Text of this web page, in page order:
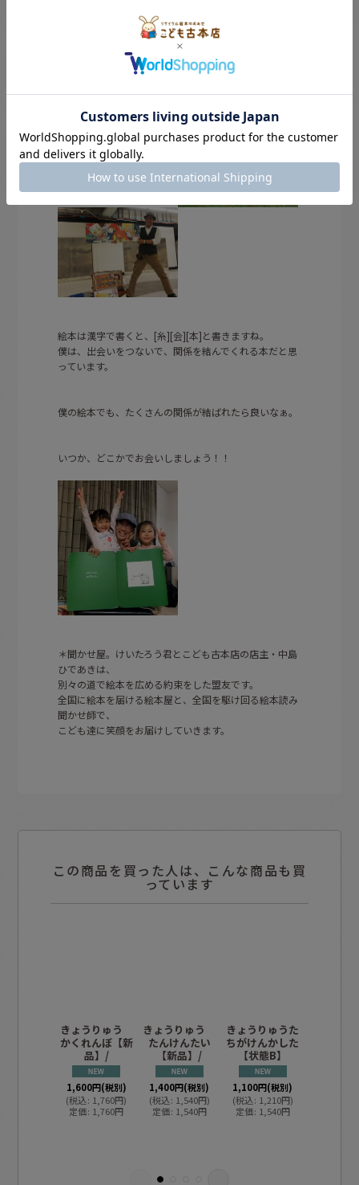
その夜、読んだ【かわいそうなぞう】by金の星社。
リクエストしてくれたのは、二人組の女子高生でした。
読み終えたあの時の二人の涙、それが僕のスタートでし
絵本は漢字で書くと、[糸][会][本]と書きますね。
僕は、出会いをつないで、関係を結んでくれる本だと思
っています。
僕の絵本でも、たくさんの関係が結ばれたら良いなぁ。
いつか、どこかでお会いしましょう！！
＊聞かせ屋。けいたろう君とこども古本店の店主・中島
ひであきは、
別々の道で絵本を広める約束をした盟友です。
全国に絵本を届ける絵本屋と、全国を駆け回る絵本読み
聞かせ師で、
こども達に笑顔をお届けしていきます。
この商品を買った人は、こんな商品も買
っています
きょうりゅう
かくれんぼ【新
品】/
1,600円(税別)
(税込: 1,760円)
定価: 1,760円
きょうりゅう
たんけんたい
【新品】/
1,400円(税別)
(税込: 1,540円)
定価: 1,540円
きょうりゅうた
ちがけんかした
【状態B】
1,100円(税別)
(税込: 1,210円)
定価: 1,540円